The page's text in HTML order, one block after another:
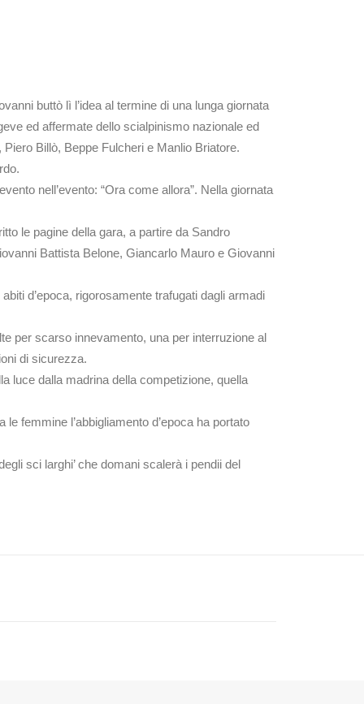
buttò lì l’idea al termine di una lunga giornata
ed affermate dello scialpinismo nazionale ed
Billò, Beppe Fulcheri e Manlio Briatore.
nell’evento: “Ora come allora”. Nella giornata
le pagine della gara, a partire da Sandro
Battista Belone, Giancarlo Mauro e Giovanni
d’epoca, rigorosamente trafugati dagli armadi
per scarso innevamento, una per interruzione al
di sicurezza.
luce dalla madrina della competizione, quella
femmine l’abbigliamento d’epoca ha portato
sci larghi’ che domani scalerà i pendii del